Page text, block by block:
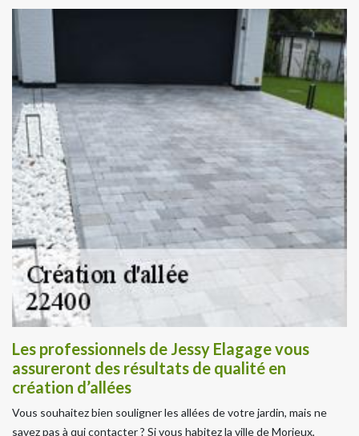
Les professionnels de Jessy Elagage vous
assureront des résultats de qualité en
création d’allées
Vous souhaitez bien souligner les allées de votre jardin, mais ne
savez pas à qui contacter ? Si vous habitez la ville de Morieux,